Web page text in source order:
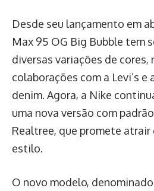
Desde seu lançamento em
Max 95 OG Big Bubble tem
diversas variações de cores,
colaborações com a Levi’s e
denim. Agora, a Nike
uma nova versão com
Realtree, que promete atrair
estilo.
O novo modelo,